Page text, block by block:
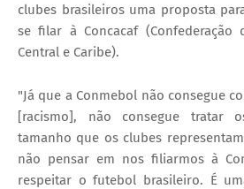
clubes brasileiros uma proposta
se filar à Concacaf (Confederação
Central e Caribe).
"Já que a Conmebol não consegue
[racismo], não consegue tratar
tamanho que os clubes
não pensar em nos filiarmos à
respeitar o futebol brasileiro. É